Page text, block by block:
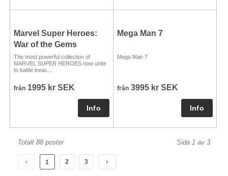
Marvel Super Heroes:
War of the Gems
The most powerful collection of
MARVEL SUPER HEROES now unite
to battle treac...
från 1995 kr SEK
Mega Man 7
Mega Man 7
från 3995 kr SEK
Totalt 88 poster Sida 1 av 3
1 2 3